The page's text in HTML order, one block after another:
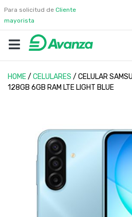
Para solicitud de Cliente
mayorista
HOME/ CELULARES / CELULAR
128GB 6GB RAM LTE LIGHT BLUE